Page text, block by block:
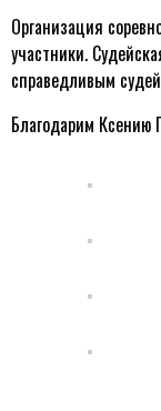
Организация
участники.
справедливым
Благодарим Ксению